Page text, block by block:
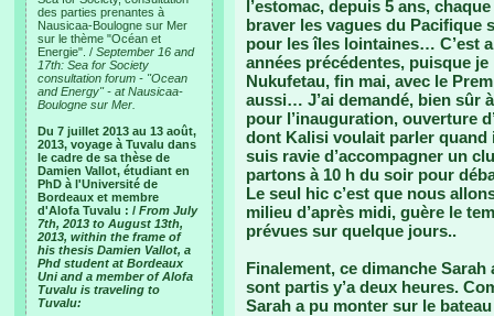
des parties prenantes à
Nausicaa-Boulogne sur Mer
sur le thème "Océan et
Energie". / September 16 and
17th: Sea for Society
consultation forum - "Ocean
and Energy" - at Nausicaa-
Boulogne sur Mer.
Du 7 juillet 2013 au 13 août,
2013, voyage à Tuvalu dans
le cadre de sa thèse de
Damien Vallot, étudiant en
PhD à l'Université de
Bordeaux et membre
d'Alofa Tuvalu : / From July
7th, 2013 to August 13th,
2013, within the frame of
his thesis Damien Vallot, a
Phd student at Bordeaux
Uni and a member of Alofa
Tuvalu is traveling to
Tuvalu:
l’estomac, depuis 5 ans,
braver les vagues du Pacifique
pour les îles lointaines… C’est
années précédentes, puisque
Nukufetau, fin mai, avec le
aussi… J’ai demandé, bien sûr
pour l’inauguration, ouverture
dont Kalisi voulait parler quand
suis ravie d’accompagner un
partons à 10 h du soir pour
Le seul hic c’est que nous
milieu d’après midi, guère le
prévues sur quelque jours..
Finalement, ce dimanche
sont partis y’a deux heures.
Sarah a pu monter sur le